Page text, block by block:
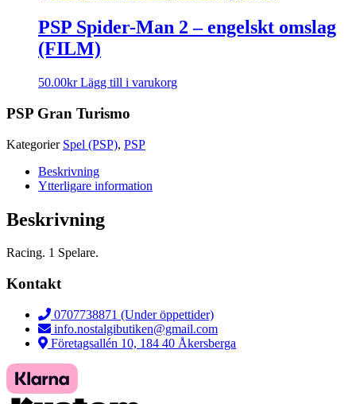
PSP Spider-Man 2 – engelskt omslag
(FILM)
50.00kr Lägg till i varukorg
PSP Gran Turismo
Kategorier Spel (PSP), PSP
Beskrivning
Ytterligare information
Beskrivning
Racing. 1 Spelare.
Kontakt
0707738871 (Under öppettider)
info.nostalgibutiken@gmail.com
Företagsallén 10, 184 40 Åkersberga